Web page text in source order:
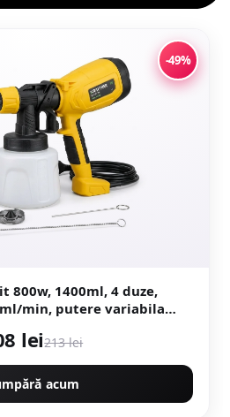
-49%
800w, 1400ml, 4 duze,
min, putere variabila
lei213 lei
acum